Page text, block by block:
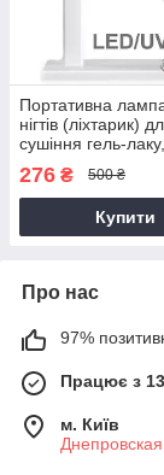
Портативна
нігтів (ліхтарик)
сушіння гель-
акумулятором із
підставкою
276 ₴ 500 ₴
Купити
Про нас
97%
Працює з
м. Київ